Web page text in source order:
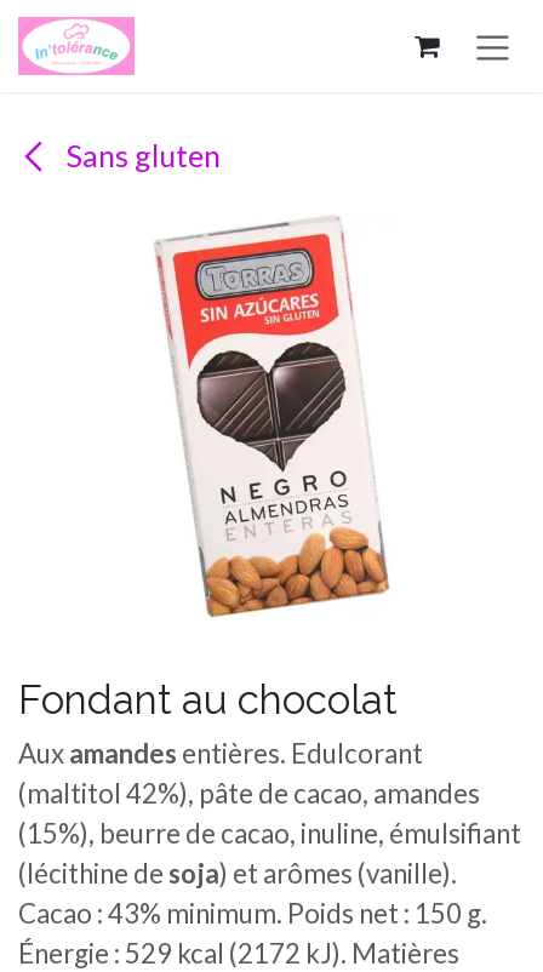
Se rendre au contenu
Sans gluten
Fondant au chocolat
Auxamandes entières. Edulcorant
(maltitol 42%), pâte de cacao, amandes
(15%), beurre de cacao, inuline, émulsifiant
(lécithine de soja) et arômes (vanille).
Cacao : 43% minimum. Poids net : 150 g.
Énergie : 529 kcal (2172 kJ). Matières